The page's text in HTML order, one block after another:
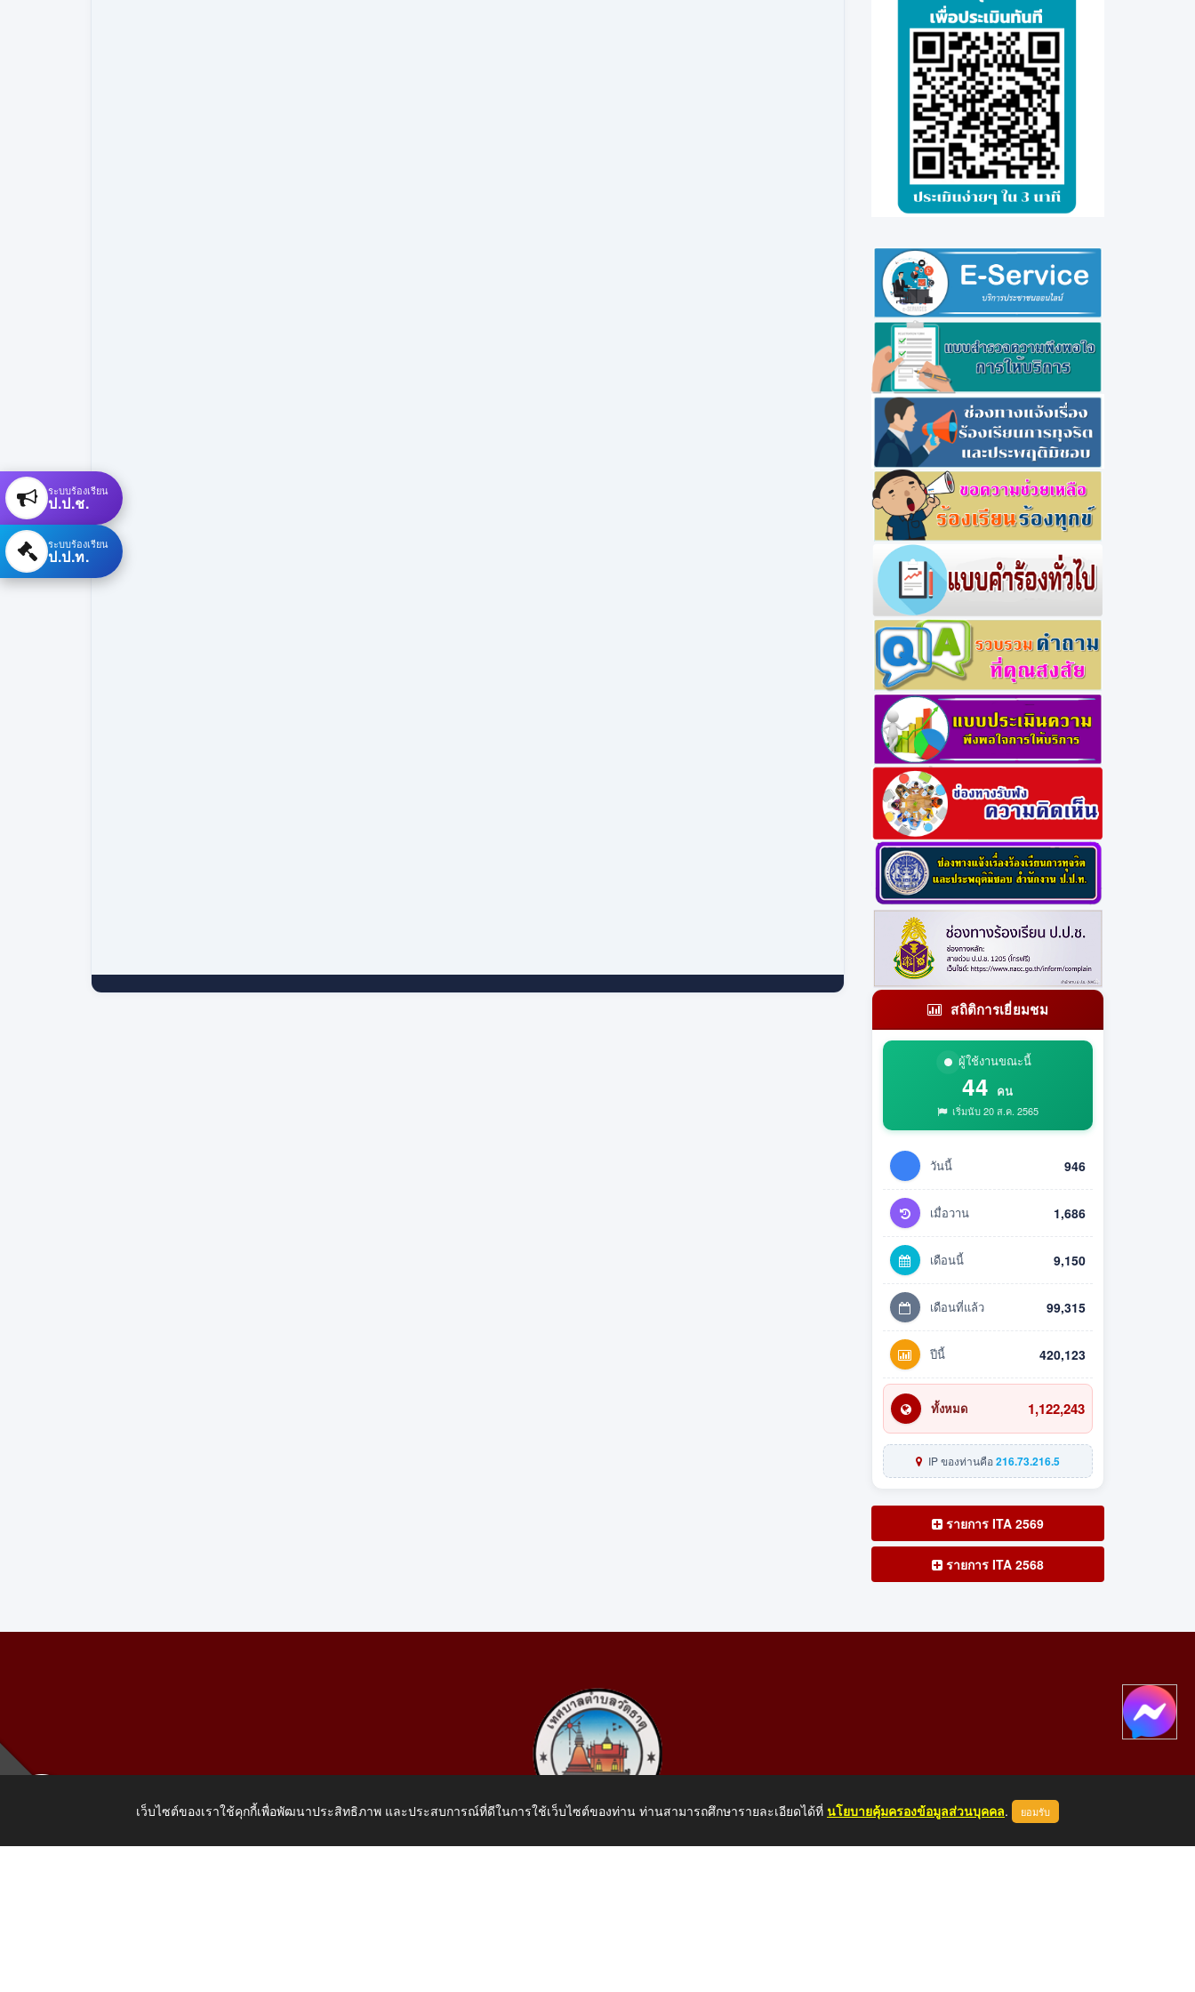
สถิติการเยี่ยมชม
ผู้ใช้งานขณะนี้
44 คน
เริ่มนับ 20 ส.ค. 2565
วันนี้ 946
เมื่อวาน 1,686
เดือนนี้ 9,150
เดือนที่แล้ว 99,315
ปีนี้ 420,123
ทั้งหมด 1,122,243
IP ของท่านคือ216.73.216.5
รายการ ITA 2569
รายการ ITA 2568
ระบบร้องเรียน
ป.ป.ช.
ระบบร้องเรียน
ป.ป.ท.
เว็บไซต์ของเราใช้คุกกี้เพื่อพัฒนาประสิทธิภาพ และประสบการณ์ที่ดีในการใช้เว็บไซต์ของท่าน ท่านสามารถศึกษารายละเอียดได้ที่ นโยบายคุ้มครองข้อมูลส่วนบุคคล. ยอมรับ